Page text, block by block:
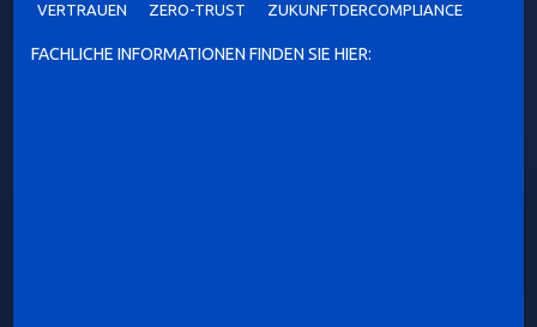
VERTRAUEN
ZERO-TRUST ZUKUNFTDERCOMPLIANCE
FACHLICHE INFORMATIONEN FINDEN SIE HIER: